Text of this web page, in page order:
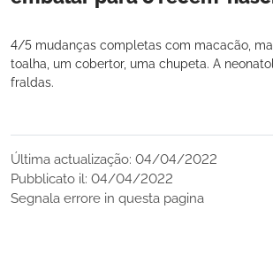
4/5 mudanças completas com macacão,
toalha, um cobertor, uma chupeta. A
fraldas.
Última actualização: 04/04/2022
Pubblicato il: 04/04/2022
Segnala errore in questa pagina